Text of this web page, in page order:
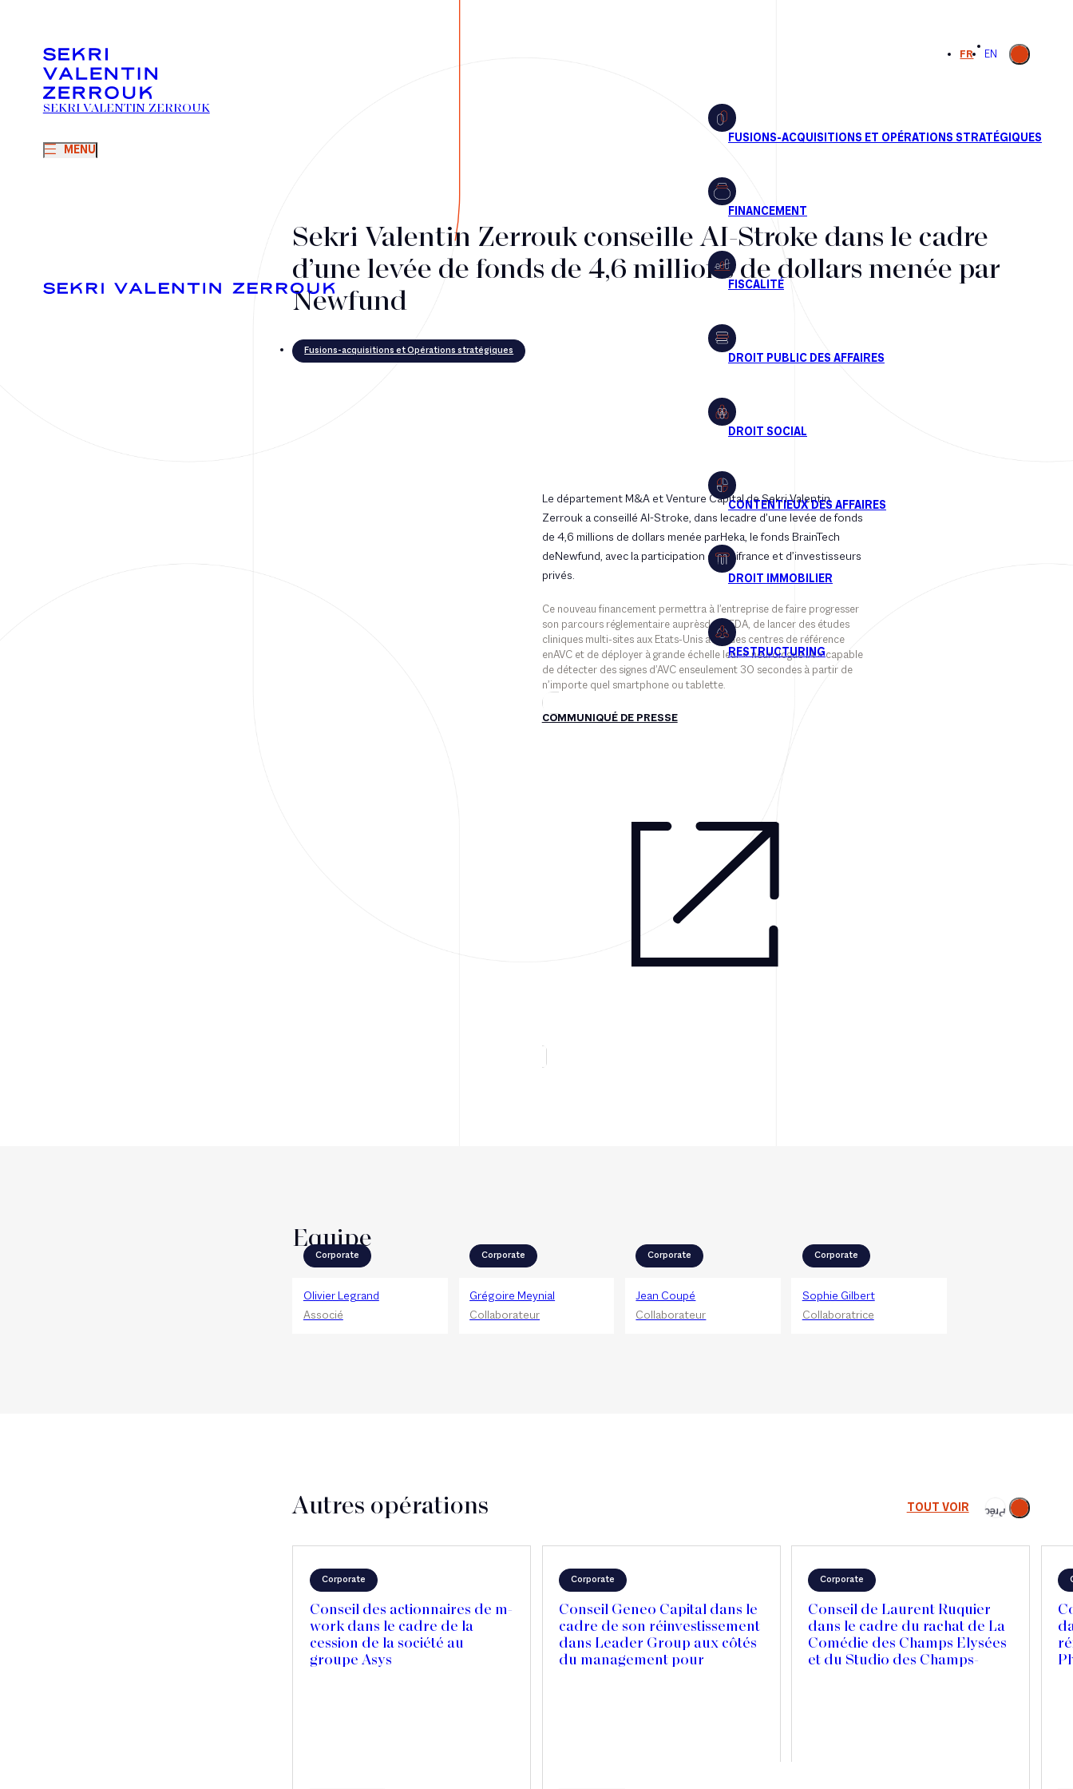
MENU
SEKRI VALENTIN ZERROUK
FR EN
Ouvrir la
recherche
Sekri Valentin Zerrouk conseille AI-Stroke dans le cadre
d’une levée de fonds de 4,6 millions de dollars menée par
Newfund
Fusions-acquisitions et Opérations stratégiques
Le département M&A et Venture Capital de Sekri Valentin
Zerrouk a conseillé AI-Stroke, dans lecadre d’une levée de fonds
de 4,6 millions de dollars menée parHeka, le fonds BrainTech
deNewfund, avec la participation de Bpifrance et d’investisseurs
privés.
Ce nouveau financement permettra à l’entreprise de faire progresser
son parcours réglementaire auprèsde la FDA, de lancer des études
cliniques multi-sites aux Etats-Unis avec des centres de référence
enAVC et de déployer à grande échelle leur « neurologue IA » capable
de détecter des signes d’AVC enseulement 30 secondes à partir de
n’importe quel smartphone ou tablette.
COMMUNIQUÉ DE PRESSE
Equipe
Corporate
Olivier Legrand
Associé
Corporate
Grégoire Meynial
Collaborateur
Corporate
Jean Coupé
Collaborateur
Corporate
Sophie Gilbert
Collaboratrice
Autres opérations TOUT VOIRPrécédent
Suivant
Corporate
Conseil des actionnaires de m-
work dans le cadre de la
cession de la société au
groupe Asys
Corporate
Conseil Geneo Capital dans le
cadre de son réinvestissement
dans Leader Group aux côtés
du management pour
Corporate
Conseil de Laurent Ruquier
dans le cadre du rachat de La
Comédie des Champs Elysées
et du Studio des Champs-